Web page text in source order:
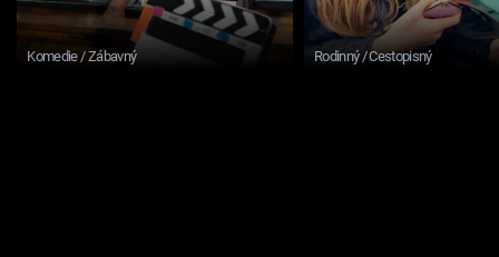
Komedie / Zábavný Rodinný / Cestopisný